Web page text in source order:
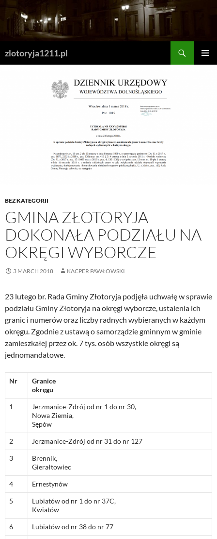
Skip
content
zlotoryja1211.pl
BEZ KATEGORII
GMINA ZŁOTORYJA
DOKONAŁA PODZIAŁU NA
OKRĘGI WYBORCZE
3 MARCH 2018 KACPER PAWŁOWSKI
23 lutego br. Rada Gminy Złotoryja podjęła uchwałę w sprawie
podziału Gminy Złotoryja na okręgi wyborcze, ustalenia ich
granic i numerów oraz liczby radnych wybieranych w każdym
okręgu. Zgodnie z ustawą o samorządzie gminnym w gminie
zamieszkałej przez ok. 7 tys. osób wszystkie okręgi są
jednomandatowe.
Nr
Granice
okręgu
1
Jerzmanice-Zdrój od nr 1 do nr 30,
Nowa Ziemia,
Sępów
2 Jerzmanice-Zdrój od nr 31 do nr 127
3
Brennik,
Gierałtowiec
4 Ernestynów
5
Lubiatów od nr 1 do nr 37C,
Kwiatów
6 Lubiatów od nr 38 do nr 77